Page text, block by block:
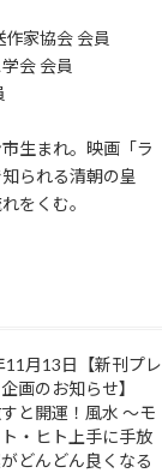
家協会 会員
会 会員
生まれ。映画「ラ
られる清朝の皇
をくむ。
11月13日【新刊プレ
画のお知らせ】
すと開運！風水 ～モ
・ヒト上手に手放
どんどん良くなる